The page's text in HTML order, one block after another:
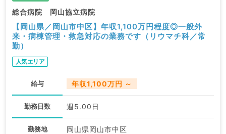
総合病院 岡山協立病院
【岡山県／岡山市中区】年収1,100万円程度◎一般外
来・病棟管理・救急対応の業務です（リウマチ科／常
勤）
人気エリア
給与 年収1,100万円 ～
勤務日数 週5.00日
勤務地 岡山県岡山市中区